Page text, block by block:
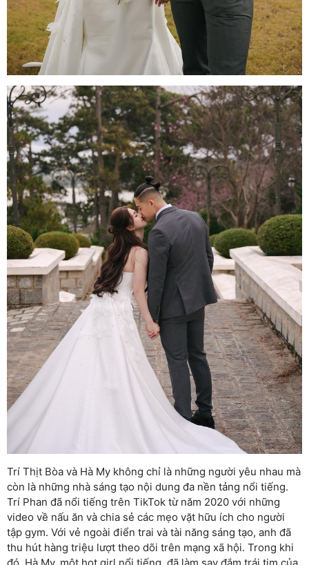
Trí Thịt Bòa và Hà My không chỉ là những người yêu nhau mà
còn là những nhà sáng tạo nội dung đa nền tảng nổi tiếng.
Trí Phan đã nổi tiếng trên TikTok từ năm 2020 với những
video về nấu ăn và chia sẻ các mẹo vặt hữu ích cho người
tập gym. Với vẻ ngoài điển trai và tài năng sáng tạo, anh đã
thu hút hàng triệu lượt theo dõi trên mạng xã hội. Trong khi
đó, Hà My, một hot girl nổi tiếng, đã làm say đắm trái tim của